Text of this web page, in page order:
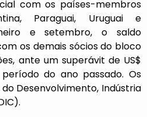
com os países-membros
Paraguai, Uruguai e
e setembro, o saldo
os demais sócios do bloco
ante um superávit de US$
do ano passado. Os
Desenvolvimento, Indústria